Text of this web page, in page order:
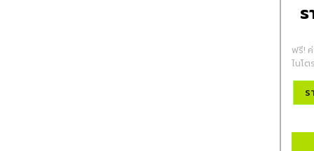
ฟรี!
ไนโต
ร